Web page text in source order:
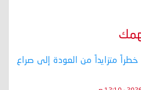
خطراً متزايداً من العودة إلى صراع